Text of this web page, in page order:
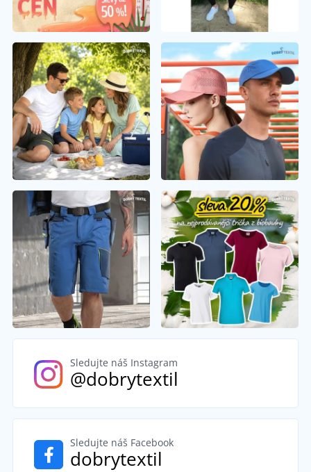
Sledujte náš Instagram
@dobrytextil
Sledujte náš Facebook
dobrytextil